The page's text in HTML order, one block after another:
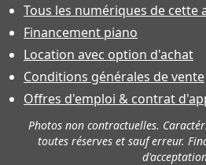
Tous les numériques de cette
Financement piano
Location avec option d'achat
Conditions générales de vente
Offres d'emploi & contrat
Photos non contractuelles.
toutes réserves et sauf erreur.